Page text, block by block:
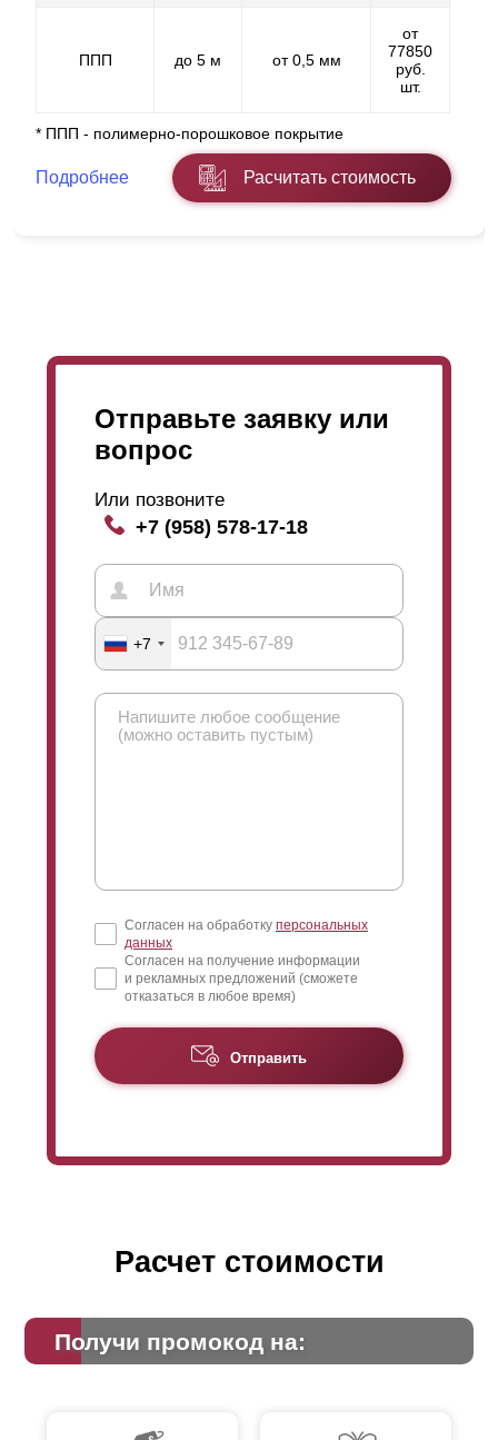
ППП до 5 м от 0,5 мм
от
77850
руб.
шт.
* ППП - полимерно-порошковое покрытие
Подробнее Расчитать стоимость
Отправьте заявку или
вопрос
Или позвоните
+7 (958) 578-17-18
+7
Согласен на обработку персональных
данных
Согласен на получение информации
и рекламных предложений (сможете
отказаться в любое время)
Отправить
Расчет стоимости
Получи промокод на: